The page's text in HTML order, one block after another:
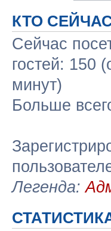
КТО
Сейчас
гостей: 150
минут)
Больше
Легенда: